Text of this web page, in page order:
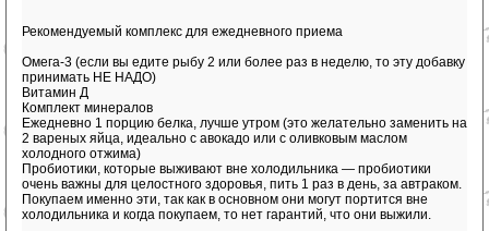
Рекомендуемый комплекс для ежедневного приема
Омега-3 (если вы едите рыбу 2 или более раз в неделю, то эту добавку
принимать НЕ НАДО)
Витамин Д
Комплект минералов
Ежедневно 1 порцию белка, лучше утром (это желательно заменить на
2 вареных яйца, идеально с авокадо или с оливковым маслом
холодного отжима)
Пробиотики, которые выживают вне холодильника — пробиотики
очень важны для целостного здоровья, пить 1 раз в день, за автраком.
Покупаем именно эти, так как в основном они могут портится вне
холодильника и когда покупаем, то нет гарантий, что они выжили.